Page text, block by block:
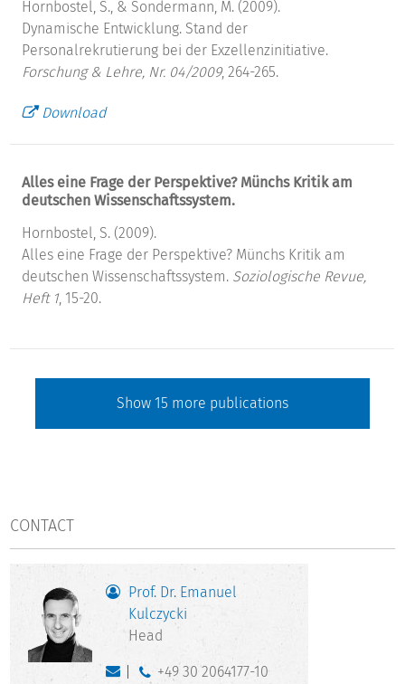
Hornbostel, S., & Sondermann, M. (2009).
Dynamische Entwicklung. Stand der
Personalrekrutierung bei der Exzellenzinitiative.
Forschung & Lehre, Nr. 04/2009, 264-265.
Download
Alles eine Frage der Perspektive? Münchs Kritik am
deutschen Wissenschaftssystem.
Hornbostel, S. (2009).
Alles eine Frage der Perspektive? Münchs Kritik am
deutschen Wissenschaftssystem. Soziologische Revue,
Heft 1, 15-20.
Show 15 more publications
CONTACT
Prof. Dr. Emanuel
Kulczycki
Head
+49 30 2064177-10